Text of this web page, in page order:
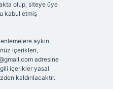
olup, siteye üye
kabul etmiş
aykırı
içerikleri,
adresine
içerikler yasal
kaldırılacaktır.